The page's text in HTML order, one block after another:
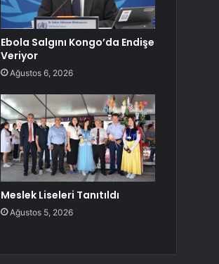
Ebola Salgını Kongo’da Endişe
Veriyor
Ağustos 6, 2026
Meslek Liseleri Tanıtıldı
Ağustos 5, 2026